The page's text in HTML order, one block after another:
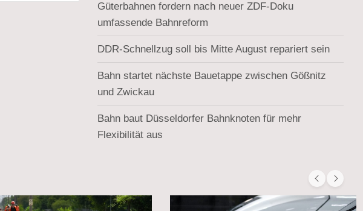
Güterbahnen fordern nach neuer ZDF-Doku
umfassende Bahnreform
DDR-Schnellzug soll bis Mitte August repariert sein
Bahn startet nächste Bauetappe zwischen Gößnitz
und Zwickau
Bahn baut Düsseldorfer Bahnknoten für mehr
Flexibilität aus